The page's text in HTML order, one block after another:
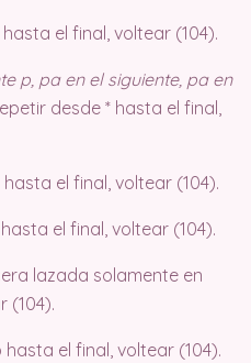
el final, voltear (104).
p, pa en el siguiente, pa en
desde * hasta el final,
el final, voltear (104).
el final, voltear (104).
lazada solamente en
(104).
el final, voltear (104).